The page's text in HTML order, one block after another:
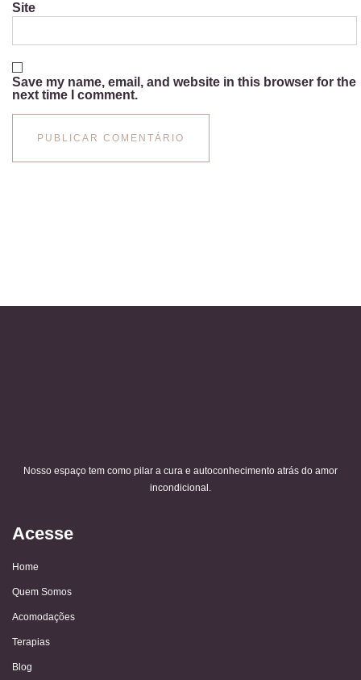
Site
Save my name, email, and website in this browser for the
next time I comment.
Nosso espaço tem como pilar a cura e autoconhecimento atrás do amor
incondicional.
Acesse
Home
Quem Somos
Acomodações
Terapias
Blog